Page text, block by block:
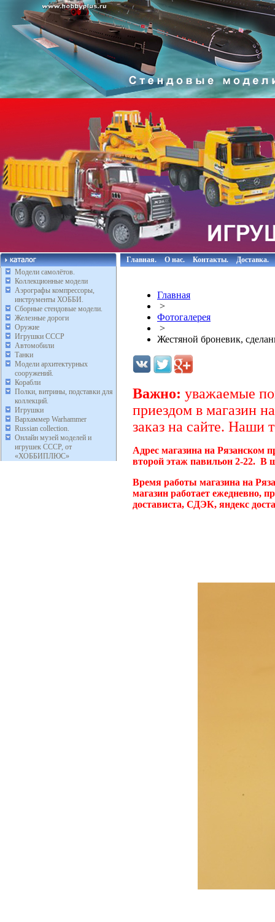
Модели самолётов.
Коллекционные модели
Аэрографы компрессоры,
инструменты ХОББИ.
Сборные стендовые модели.
Железные дороги
Оружие
Игрушки СССР
Автомобили
Танки
Модели архитектурных
сооружений.
Корабли
Полки, витрины, подставки для
коллекций.
Игрушки
Вархаммер Warhammer
Russian collection.
Онлайн музей моделей и
игрушек СССР, от
«ХОББИПЛЮС»
Главная. О нас. Контакты. Доставка.
Главная
>
Фотогалерея
>
Жестяной броневик,
Важно: уважаемые
приездом в магазин
заказ на сайте. Наши
Адрес магазина на Рязанском
второй этаж павильон 2-22. В
Время работы магазина на
магазин работает ежедневно,
достависта, СДЭК, яндекс